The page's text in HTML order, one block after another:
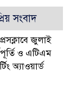
সংবাদ
জুলাই
ও এটিএম
অ্যাওয়ার্ড